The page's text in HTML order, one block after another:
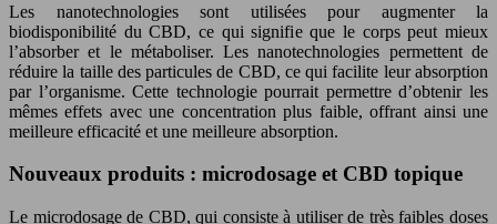
Les nanotechnologies sont utilisées pour augmenter la
biodisponibilité du CBD, ce qui signifie que le corps peut mieux
l’absorber et le métaboliser. Les nanotechnologies permettent de
réduire la taille des particules de CBD, ce qui facilite leur absorption
par l’organisme. Cette technologie pourrait permettre d’obtenir les
mêmes effets avec une concentration plus faible, offrant ainsi une
meilleure efficacité et une meilleure absorption.
Nouveaux produits : microdosage et CBD topique
Le microdosage de CBD, qui consiste à utiliser de très faibles doses